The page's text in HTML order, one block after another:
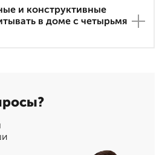
и конструктивные
в доме с четырьмя